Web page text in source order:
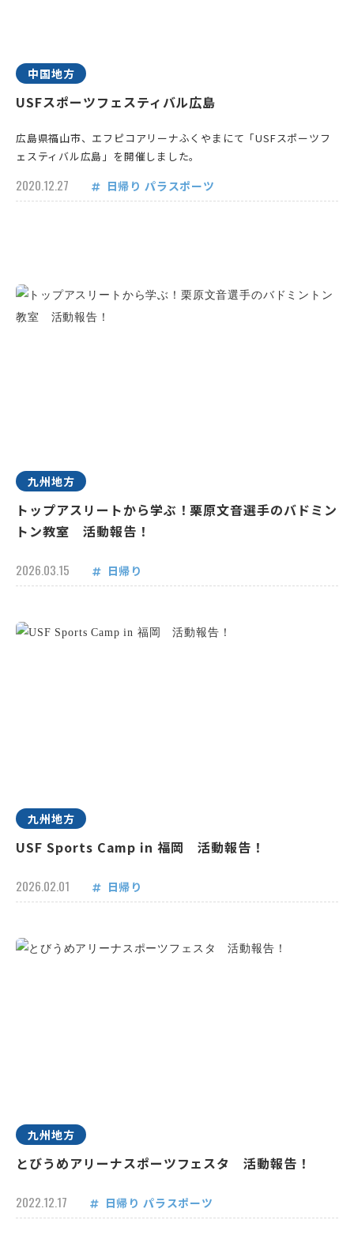
中国地方
USFスポーツフェスティバル広島
広島県福山市、エフピコアリーナふくやまにて「USFスポーツフ
ェスティバル広島」を開催しました。
2020.12.27 日帰り パラスポーツ
九州地方
トップアスリートから学ぶ！栗原文音選手のバドミン
トン教室 活動報告！
2026.03.15 日帰り
九州地方
USF Sports Camp in 福岡 活動報告！
2026.02.01 日帰り
九州地方
とびうめアリーナスポーツフェスタ 活動報告！
2022.12.17 日帰り パラスポーツ